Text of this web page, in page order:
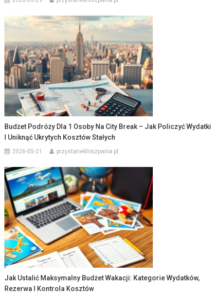
Budżet Podróży Dla 1 Osoby Na City Break – Jak Policzyć Wydatki
I Uniknąć Ukrytych Kosztów Stałych
2026-05-21 przystanekhiszpania.pl
Jak Ustalić Maksymalny Budżet Wakacji: Kategorie Wydatków,
Rezerwa I Kontrola Kosztów